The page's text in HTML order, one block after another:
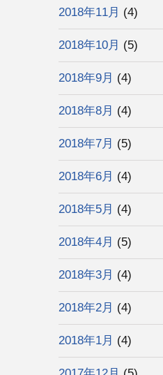
2018年11月 (4)
2018年10月 (5)
2018年9月 (4)
2018年8月 (4)
2018年7月 (5)
2018年6月 (4)
2018年5月 (4)
2018年4月 (5)
2018年3月 (4)
2018年2月 (4)
2018年1月 (4)